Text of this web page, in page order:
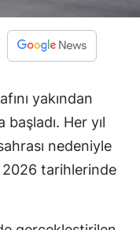
yakından
Her yıl
nedeniyle
2026 tarihlerinde